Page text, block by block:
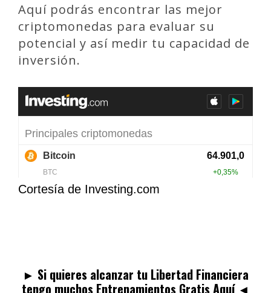
Aquí podrás encontrar las mejor
criptomonedas para evaluar su
potencial y así medir tu capacidad de
inversión.
Cortesía de Investing.com
► Si quieres alcanzar tu Libertad Financiera
tengo muchos Entrenamientos Gratis Aquí◄